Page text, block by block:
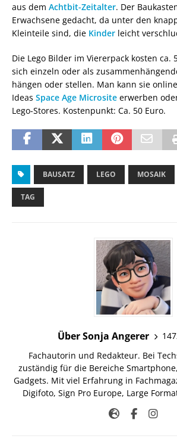
aus dem Achtbit-Zeitalter. Der
Erwachsene gedacht, da unter den
Kleinteile sind, die Kinder leicht
Die Lego Bilder im Viererpack kosten ca.
sich einzeln oder als
hängen oder stellen. Man kann sie
Ideas Space Age Microsite erwerben
Lego-Stores. Kostenpunkt: Ca. 50 Euro.
BAUSATZ LEGO MOSAIK
TAG
Über Sonja Angerer
Fachautorin und Redakteur. Bei
zuständig für die Bereiche
Gadgets. Mit viel Erfahrung in
Digifoto, Sign Pro Europe, Large